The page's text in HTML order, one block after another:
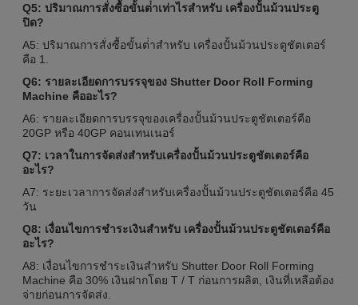
Q5: ปริมาณการสั่งซื้อขั้นต่ําเท่าไรสําหรับ เครื่องปั้นม้วนประตู
ปิด?
A5: ปริมาณการสั่งซื้อขั้นต่ําสําหรับ เครื่องปั้นม้วนประตูชัตเตอร์
คือ 1.
Q6: รายละเอียดการบรรจุของ Shutter Door Roll Forming
Machine คืออะไร?
A6: รายละเอียดการบรรจุของเครื่องปั้นม้วนประตูชัตเตอร์คือ
20GP หรือ 40GP คอนเทนเนอร์
Q7: เวลาในการจัดส่งสําหรับเครื่องปั้นม้วนประตูชัตเตอร์คือ
อะไร?
A7: ระยะเวลาการจัดส่งสําหรับเครื่องปั้นม้วนประตูชัตเตอร์คือ 45
วัน
Q8: เงื่อนไขการชําระเงินสําหรับ เครื่องปั้นม้วนประตูชัตเตอร์คือ
อะไร?
A8: เงื่อนไขการชําระเงินสําหรับ Shutter Door Roll Forming
Machine คือ 30% เงินฝากโดย T / T ก่อนการผลิต, เงินที่เหลือต้อง
จ่ายก่อนการจัดส่ง.